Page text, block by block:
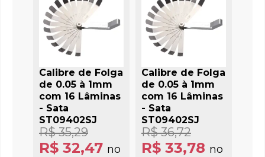
Calibre de Folga
de 0.05 à 1mm
com 16 Lâminas
- Sata
ST09402SJ
R$ 32,47 no
R$ 35,29
Calibre de Folga
de 0.05 à 1mm
com 16 Lâminas
- Sata
ST09402SJ
R$ 33,78 no
R$ 36,72